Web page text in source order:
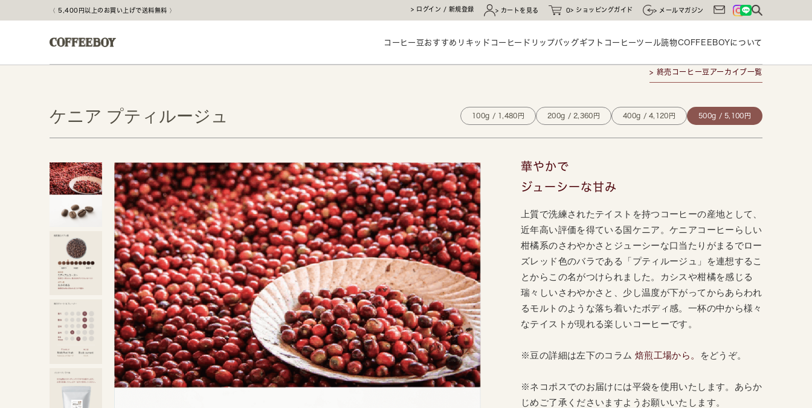
5,400円以上のお買い上げで送料無料 ログイン / 新規登録 カートを見る 0 ショッピングガイド メールマガジン
コーヒー豆おすすめ リキッドコーヒー ドリップバッグギフト コーヒーツール読物COFFEEBOYに ついて
> 終売コーヒー豆アーカイブ一覧
ケニア プティルージュ 100g / 1,480円 200g / 2,360円 400g / 4,120円 500g / 5,100円
華やかで
ジューシーな甘み
上質で洗練されたテイストを持つコーヒーの産地として、
近年高い評価を得ている国ケニア。ケニアコーヒーらしい
柑橘系のさわやかさとジューシーな口当たりがまるでロー
ズレッド色のバラである「プティルージュ」を連想するこ
とからこの名がつけられました。カシスや柑橘を感じる
瑞々しいさわやかさと、少し温度が下がってからあらわれ
るモルトのような落ち着いたボディ感。一杯の中から様々
なテイストが現れる楽しいコーヒーです。
※豆の詳細は左下のコラム 焙煎工場から。 をどうぞ。
※ネコポスでのお届けには平袋を使用いたします。あらか
じめご了承くださいますようお願いいたします。